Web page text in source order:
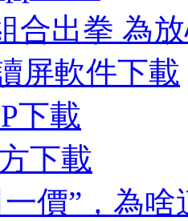
合出拳 為
屏軟件下載
下載
下載
價”，為